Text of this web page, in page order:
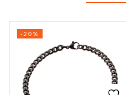
-20%